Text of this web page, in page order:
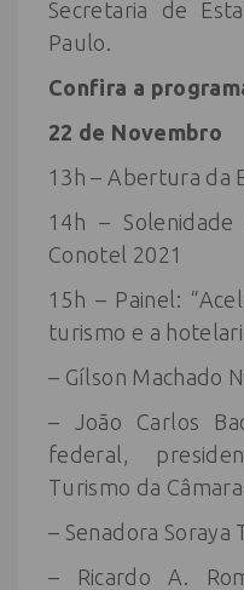
Secretaria de
Paulo.
Confira a
22 de Novembro
13h – Abertura da
14h –
Conotel 2021
15h – Painel:
turismo e a
– Gílson Machado
– João Carlos
federal,
Turismo da
– Senadora Soraya
– Ricardo A.